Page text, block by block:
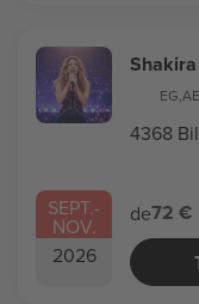
SEPT.-
NOV.
2026
Shakira
EG,AE
4368
de72 €